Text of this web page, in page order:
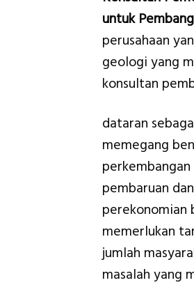
untuk
perusahaan
geologi yang
konsultan
dataran
memegang
pembaruan
perekonomian
memerlukan
jumlah
masalah yang